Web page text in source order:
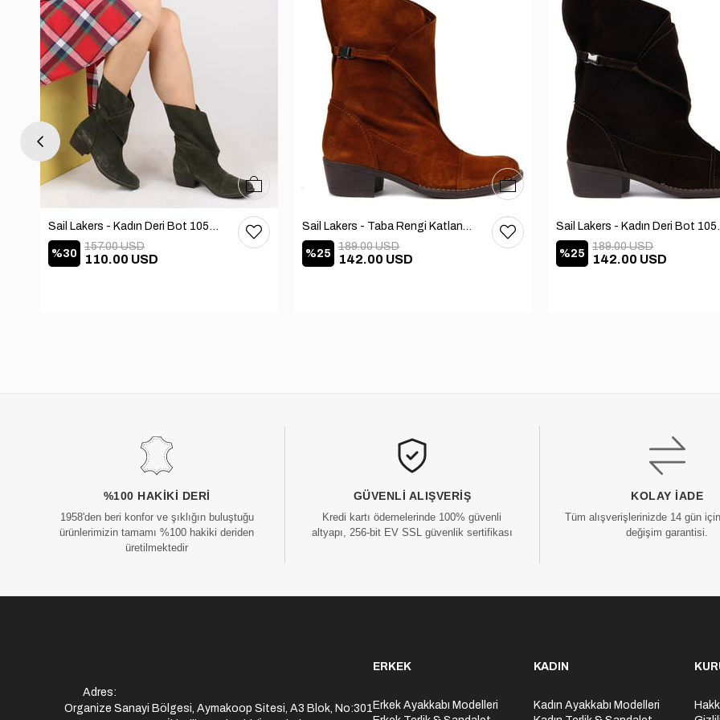
40
Sail Lakers - Kadın Deri Bot 105-2910-VENUS
%30 110.00 USD
157.00 USD
3637
Sail Lakers - Taba Rengi Katlanabilir Kadın Deri Bot 105-2910-VENUS
%25 142.00 USD
189.00 USD
363738
Sail
%25 142.00 USD
189.00 USD
%100 HAKIKI DERI
1958'den beri konfor ve şıklığın buluştuğu
ürünlerimizin tamamı %100 hakiki deriden
üretilmektedir
GÜVENLI ALIŞVERIŞ
Kredi kartı ödemelerinde 100% güvenli
altyapı, 256-bit EV SSL güvenlik sertifikası
KOLAY İADE
Tüm alışverişlerinizde 14 gün
değişim garantisi.
Adres:
Organize Sanayi Bölgesi, Aymakoop Sitesi, A3 Blok, No:301
ERKEK
Erkek Ayakkabı Modelleri
KADIN
Kadın Ayakkabı Modelleri